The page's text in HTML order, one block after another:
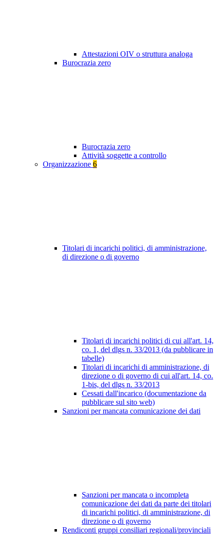
Attestazioni OIV o struttura analoga
Burocrazia zero
Burocrazia zero
Attività soggette a controllo
Organizzazione 6
Titolari di incarichi politici, di amministrazione,
di direzione o di governo
Titolari di incarichi politici di cui all'art. 14,
co. 1, del dlgs n. 33/2013 (da pubblicare in
tabelle)
Titolari di incarichi di amministrazione, di
direzione o di governo di cui all'art. 14, co.
1-bis, del dlgs n. 33/2013
Cessati dall'incarico (documentazione da
pubblicare sul sito web)
Sanzioni per mancata comunicazione dei dati
Sanzioni per mancata o incompleta
comunicazione dei dati da parte dei titolari
di incarichi politici, di amministrazione, di
direzione o di governo
Rendiconti gruppi consiliari regionali/provinciali